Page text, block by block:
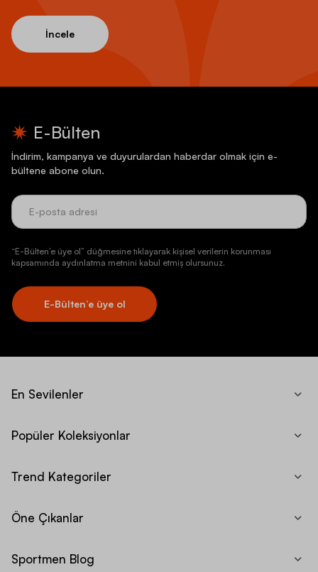
İncele
E-Bülten
İndirim, kampanya ve duyurulardan haberdar olmak için e-
bültene abone olun.
“E-Bülten’e üye ol” düğmesine tıklayarak kişisel verilerin korunması
kapsamında aydınlatma metnini kabul etmiş olursunuz.
E-Bülten’e üye ol
En Sevilenler
Popüler Koleksiyonlar
Trend Kategoriler
Öne Çıkanlar
Sportmen Blog